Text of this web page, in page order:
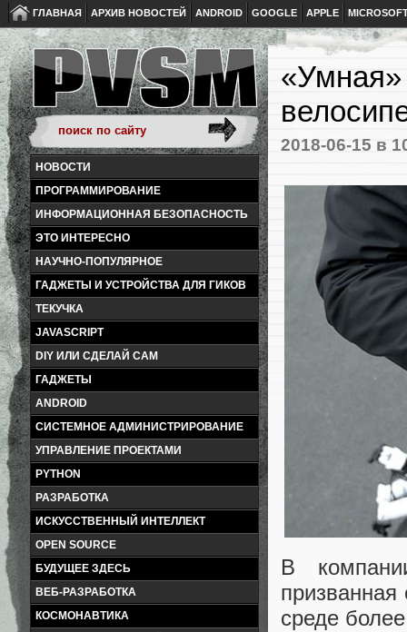
ГЛАВНАЯ АРХИВ НОВОСТЕЙ ANDROID GOOGLE APPLE
НОВОСТИ
ПРОГРАММИРОВАНИЕ
ИНФОРМАЦИОННАЯ БЕЗОПАСНОСТЬ
ЭТО ИНТЕРЕСНО
НАУЧНО-ПОПУЛЯРНОЕ
ГАДЖЕТЫ И УСТРОЙСТВА ДЛЯ ГИКОВ
ТЕКУЧКА
JAVASCRIPT
DIY ИЛИ СДЕЛАЙ САМ
ГАДЖЕТЫ
ANDROID
СИСТЕМНОЕ АДМИНИСТРИРОВАНИЕ
УПРАВЛЕНИЕ ПРОЕКТАМИ
PYTHON
РАЗРАБОТКА
ИСКУССТВЕННЫЙ ИНТЕЛЛЕКТ
OPEN SOURCE
БУДУЩЕЕ ЗДЕСЬ
ВЕБ-РАЗРАБОТКА
КОСМОНАВТИКА
«Умная»
2018-06-15 в
В
призванная
среде